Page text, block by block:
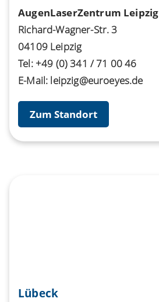
AugenLaserZentrum Leipzig
Richard-Wagner-Str. 3
04109 Leipzig
Tel: +49 (0) 341 / 71 00 46
E-Mail: leipzig@euroeyes.de
Zum Standort
Lübeck